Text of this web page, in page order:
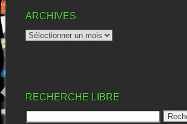
ARCHIVES
RECHERCHE LIBRE